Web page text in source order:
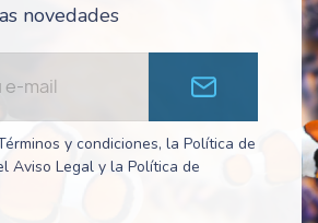
novedades
y condiciones, la Política de
Aviso Legal y la Política de